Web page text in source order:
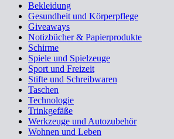
Bekleidung
Gesundheit und Körperpflege
Giveaways
Notizbücher & Papierprodukte
Schirme
Spiele und Spielzeuge
Sport und Freizeit
Stifte und Schreibwaren
Taschen
Technologie
Trinkgefäße
Werkzeuge und Autozubehör
Wohnen und Leben